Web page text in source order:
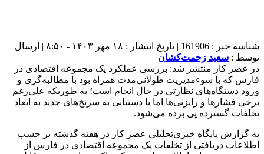
شناسه خبر : 161906 | تاریخ انتشار : ۱۸ مهر ۱۴۰۳ - ۸:۵۰ | ارسال
توسط : سعید زحمت‌کشان
در عصر کار منتشر شد: بررسی عملکرد یک مجموعه اقتصادی در
فارس که با سوءمدیریت طولانی‌مدت همراه بود با مطالبه‌گری و
ورود دستگاه‌های نظارتی در حال انجام است؛ به طوریکه علی‌رغم
برخی فشارها و رایزنی‌ها اما با دستیابی به سرنخ‌های جدید به ابعاد
تخلفات گسترده پی برده می‌شود.
به گزارش پایگاه خبری‌تحلیلی عصر کار در هفته گذشته بر حسب
اطلاعات دریافتی از تخلفات یک مجموعه اقتصادی در فارس از